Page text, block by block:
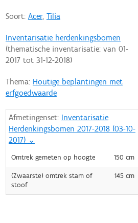
Soort: Acer, Tilia
Inventarisatie herdenkingsbomen
(thematische inventarisatie: van 01-
2017tot 31-12-2018)
Thema: Houtige beplantingen met
erfgoedwaarde
Afmetingenset: Inventarisatie
Herdenkingsbomen 2017-2018 (03-10-
2017) ⌄
Omtrek gemeten op hoogte 150 cm
(Zwaarste) omtrek stam of
stoof
145 cm